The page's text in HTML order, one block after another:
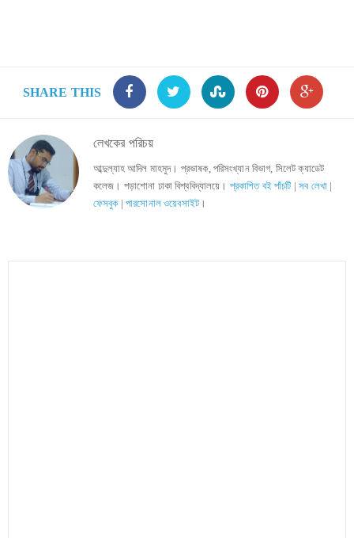
SHARE THIS
লেখকের পরিচয়
আব্দুল্যাহ আদিল মাহমুদ। প্রভাষক, পরিসংখ্যান বিভাগ, সিলেট ক্যাডেট
কলেজ। পড়াশোনা ঢাকা বিশ্ববিদ্যালয়ে। প্রকাশিত বই পাঁচটি |সব লেখা|
ফেসবুক|পারসোনাল ওয়েবসাইট ।